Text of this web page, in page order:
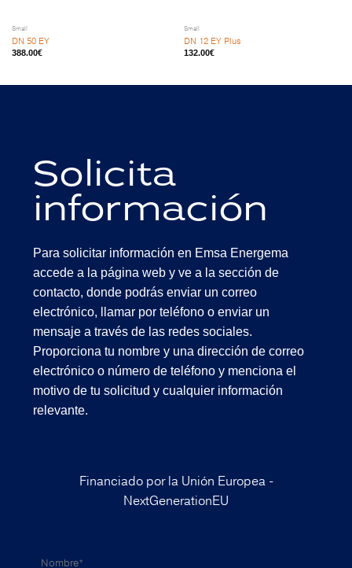
Small
DN 50 EY
388.00€
Small
DN 12 EY Plus
132.00€
Solicita
información
Para solicitar información en Emsa Energema
accede a la página web y ve a la sección de
contacto, donde podrás enviar un correo
electrónico, llamar por teléfono o enviar un
mensaje a través de las redes sociales.
Proporciona tu nombre y una dirección de correo
electrónico o número de teléfono y menciona el
motivo de tu solicitud y cualquier información
relevante.
Financiado por la Unión Europea -
NextGenerationEU